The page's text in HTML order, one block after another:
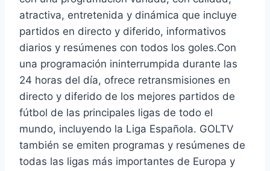
atractiva, entretenida y dinámica que incluye
partidos en directo y diferido, informativos
diarios y resúmenes con todos los goles.Con
una programación ininterrumpida durante las
24 horas del día, ofrece retransmisiones en
directo y diferido de los mejores partidos de
fútbol de las principales ligas de todo el
mundo, incluyendo la Liga Española. GOLTV
también se emiten programas y resúmenes de
todas las ligas más importantes de Europa y